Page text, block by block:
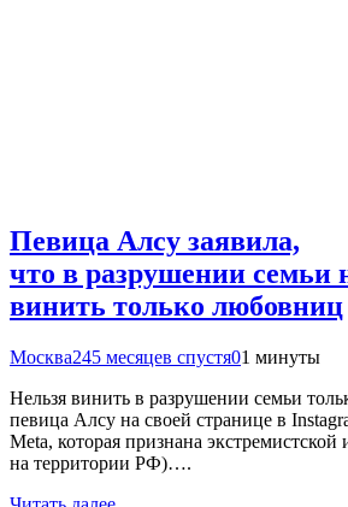
Певица Алсу заявила,
что в разрушении семьи
винить только любовниц
Москва245 месяцев спустя01 минуты
Нельзя винить в разрушении семьи
певица Алсу на своей странице в
Meta, которая признана экстремистской
на территории РФ)….